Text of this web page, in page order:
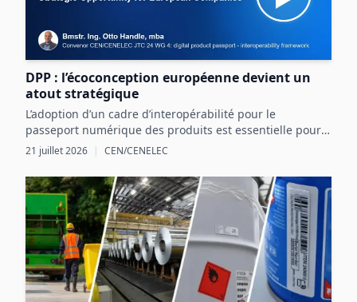
DPP : l’écoconception européenne devient un
atout stratégique
L’adoption d’un cadre d’interopérabilité pour le
passeport numérique des produits est essentielle pour
structurer les données produit et exploiter les
Europe.
21 juillet 2026 | CEN/CENELEC